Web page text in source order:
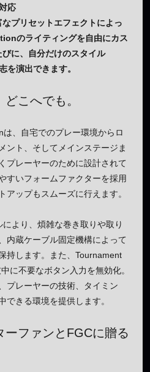
応
プリセットエフェクトによっ
のライティングを自由にカス
に、自分だけのスタイル
を演出できます。
こへでも。
、自宅でのプレー環境からロ
ント、そしてメインステージま
プレーヤーのために設計されて
すいフォームファクターを採用
アップもスムーズに行えます。
より、煩雑な巻き取りや取り
内蔵ケーブル固定機構によって
持します。また、Tournament
に不要なボタン入力を無効化。
プレーヤーの技術、タイミン
できる環境を提供します。
ーファンとFGCに贈る